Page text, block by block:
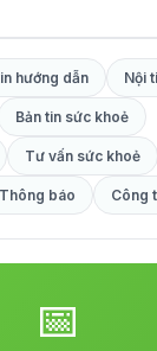
hướng dẫn Nội
Bản tin sức khoẻ
Tư vấn sức khoẻ
Thông báo Công
📅